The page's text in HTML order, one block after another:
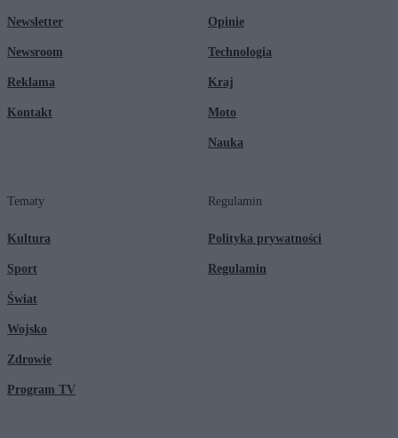
Newsletter
Newsroom
Reklama
Kontakt
Opinie
Technologia
Kraj
Moto
Nauka
Tematy
Kultura
Sport
Świat
Wojsko
Zdrowie
Program TV
Regulamin
Polityka prywatności
Regulamin